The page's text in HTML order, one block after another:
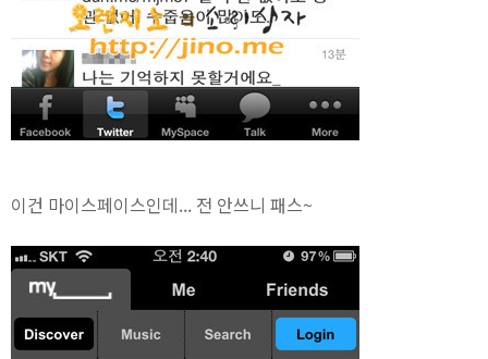
이건 마이스페이스인데... 전 안쓰니 패스~